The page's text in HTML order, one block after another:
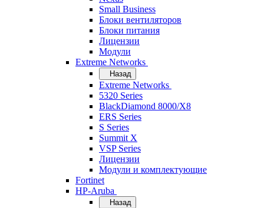
Small Business
Блоки вентиляторов
Блоки питания
Лицензии
Модули
Extreme Networks
Назад
Extreme Networks
5320 Series
BlackDiamond 8000/X8
ERS Series
S Series
Summit X
VSP Series
Лицензии
Модули и комплектующие
Fortinet
HP-Aruba
Назад